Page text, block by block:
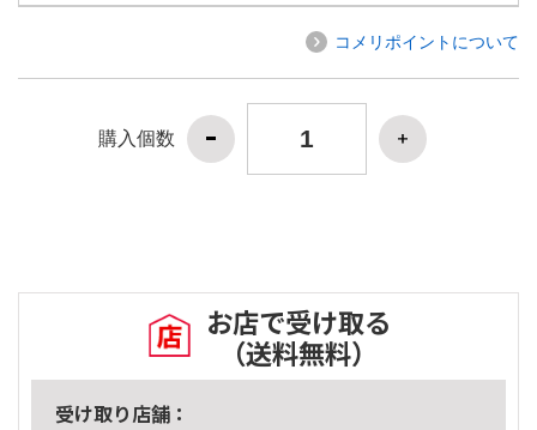
コメリポイントについて
購入個数
お店で受け取る
（送料無料）
受け取り店舗：